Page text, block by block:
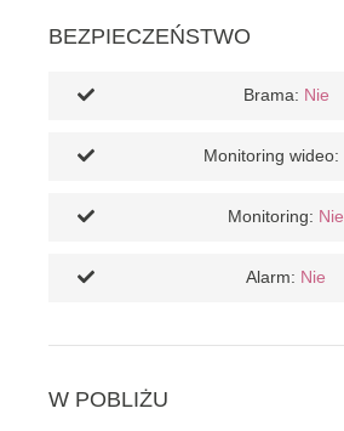
BEZPIECZEŃSTWO
Brama: Nie
Monitoring wideo:
Monitoring: Nie
Alarm: Nie
W POBLIŻU